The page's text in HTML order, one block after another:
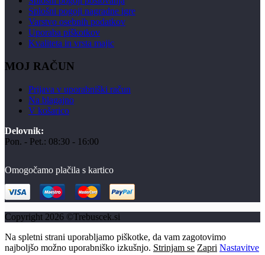
Splošni pogoji nagradne igre
Varstvo osebnih podatkov
Uporaba piškotkov
Kvaliteta in vrsta majic
MOJ RAČUN
Prijava v uporabniški račun
Na blagajno
V košarico
Delovnik:
Pon. - Pet.: 08:30 - 16:00
Omogočamo plačila s kartico
Copyright 2026 ©Trebuscek.si
Na spletni strani uporabljamo piškotke, da vam zagotovimo
najboljšo možno uporabniško izkušnjo. Strinjam se Zapri Nastavitve